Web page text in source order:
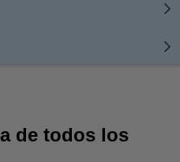
de todos los